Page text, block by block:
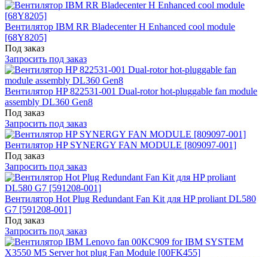
Вентилятор IBM RR Bladecenter H Enhanced cool module
[68Y8205]
Под заказ
Запросить под заказ
Вентилятор HP 822531-001 Dual-rotor hot-pluggable fan module
assembly DL360 Gen8
Под заказ
Запросить под заказ
Вентилятор HP SYNERGY FAN MODULE [809097-001]
Под заказ
Запросить под заказ
Вентилятор Hot Plug Redundant Fan Kit для HP proliant DL580
G7 [591208-001]
Под заказ
Запросить под заказ